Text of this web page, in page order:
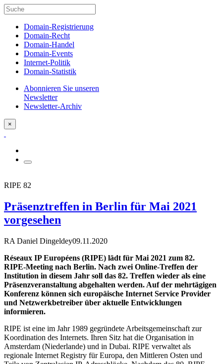
Domain-Registrierung
Domain-Recht
Domain-Handel
Domain-Events
Internet-Politik
Domain-Statistik
Abonnieren Sie unseren
Newsletter
Newsletter-Archiv
×
RIPE 82
Präsenztreffen in Berlin für Mai 2021
vorgesehen
RA Daniel Dingeldey09.11.2020
Réseaux IP Européens (RIPE) lädt für Mai 2021 zum 82.
RIPE-Meeting nach Berlin. Nach zwei Online-Treffen der
Institution in diesem Jahr soll das 82. Treffen wieder als eine
Präsenzveranstaltung abgehalten werden. Auf der mehrtägigen
Konferenz können sich europäische Internet Service Provider
und Netzwerkbetreiber über aktuelle Entwicklungen
informieren.
RIPE ist eine im Jahr 1989 gegründete Arbeitsgemeinschaft zur
Koordination des Internets. Ihren Sitz hat die Organisation in
Amsterdam (Niederlande) und in Dubai. RIPE verwaltet als
regionale Internet Registry für Europa, den Mittleren Osten und